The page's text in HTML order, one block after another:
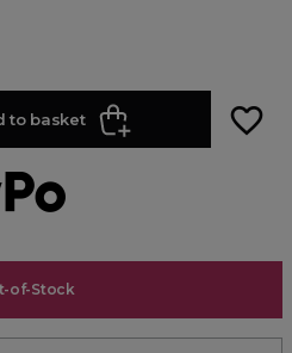
to basket favorite_border
of-Stock